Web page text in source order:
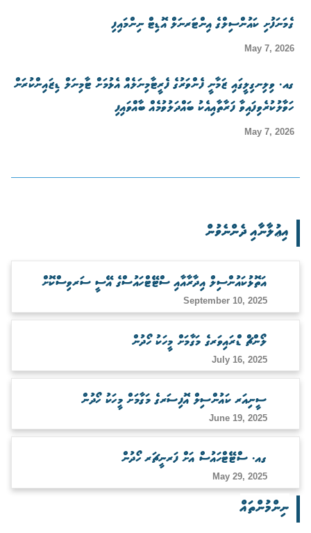
ގެމަނަފުށި ކައުންސިލްގެ އިންޓަރނަލް އޮޑިޓް ނިންމައިފި
May 7, 2026
ގއ. ވިލިނގިލީގައި ޒަމާނީ ފެންވަރުގެ ފެރީޓާމިނަލެއް އެޅުމަށް ޓާމިނަލް ޑިޒައިންކުރަން
ހަވާލުކުރެވިފައިވާ ފަރާތާއިއެކު ބައްދަލުވުމެއް ބާއްވައިފި
May 7, 2026
އިޢުލާނާއި ދެންނެވުން
އަތޮޅުކައުންސިލް އިދާރާއާއި ސްޓޭޓްހައުސްގެ އޭސީ ސަރވިސްކޮށް
ބަލަހައްޓާނެ ފަރާތެއް ހޯދުން
September 10, 2025
ލޯންޗް ޑްރައިވަރގެ މަގާމަށް މީހަކު ހޯދުން
July 16, 2025
ސީނިއަރ ކައުންސިލް އޮފިސަރގެ މަގާމަށް މީހަކު ހޯދުން
June 19, 2025
ގއ. ސްޓޭޓްހައުސް އަށް ފަރނީޗަރ ހޯދުން
May 29, 2025
ނިންމުންތައް